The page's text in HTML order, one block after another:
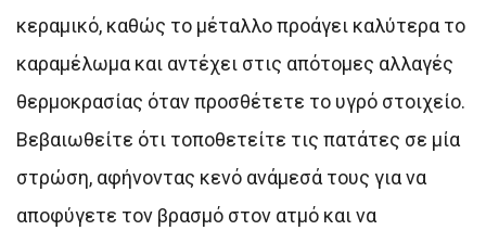
κεραμικό, καθώς το μέταλλο προάγει καλύτερα το
καραμέλωμα και αντέχει στις απότομες αλλαγές
θερμοκρασίας όταν προσθέτετε το υγρό στοιχείο.
Βεβαιωθείτε ότι τοποθετείτε τις πατάτες σε μία
στρώση, αφήνοντας κενό ανάμεσά τους για να
αποφύγετε τον βρασμό στον ατμό και να